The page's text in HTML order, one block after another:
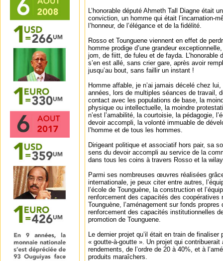
L’honorable député Ahmeth Tall Diagne était
conviction, un homme qui était l’incarnation-
l’honneur, de l’élégance et de la fidélité.
Rosso et Tounguene viennent en effet de
homme prodige d’une grandeur
jom, de fiitt, de fuleu et de fayda. L’honorable
s’en est allé, sans crier gare, après avoir
jusqu’au bout, sans faillir un instant !
Homme affable, je n’ai jamais décelé chez
années, lors de multiples séances de travail,
contact avec les populations de base, la
physique ou intellectuelle, la moindre
n’est l’amabilité, la courtoisie, la pédagogie,
devoir accompli, la volonté immuable de
l’homme et de tous les hommes.
Dirigeant politique et associatif hors pair, sa
sens du devoir accompli au service de la
dans tous les coins à travers Rosso et la
Parmi ses nombreuses œuvres réalisées
internationale, je peux citer entre autres,
l’école de Tounguène, la construction et
renforcement des capacités des coopératives
Tounguène, l’aménagement sur fonds
renforcement des capacités institutionnelles
promotion de Tounguene.
Le dernier projet qu’il était en train de finaliser
« goutte-à-goutte ». Un projet qui contribuerait
rendements, de l’ordre de 20 à 40%, et à
produits maraîchers.